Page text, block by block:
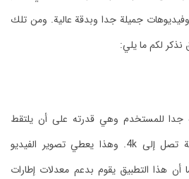
جميلة جدا وبدقة عالية. ومن تلك
نذكر لكم ما يلي:
جدا للمستخدم وهي قدرته على أن يلتقط
الصور والفيديوهات بدقة عالية تصل إلى 4k. وهذا يعطي تصوير الفيديو
أن هذا التطبيق يقوم بدعم معدلات إطارات